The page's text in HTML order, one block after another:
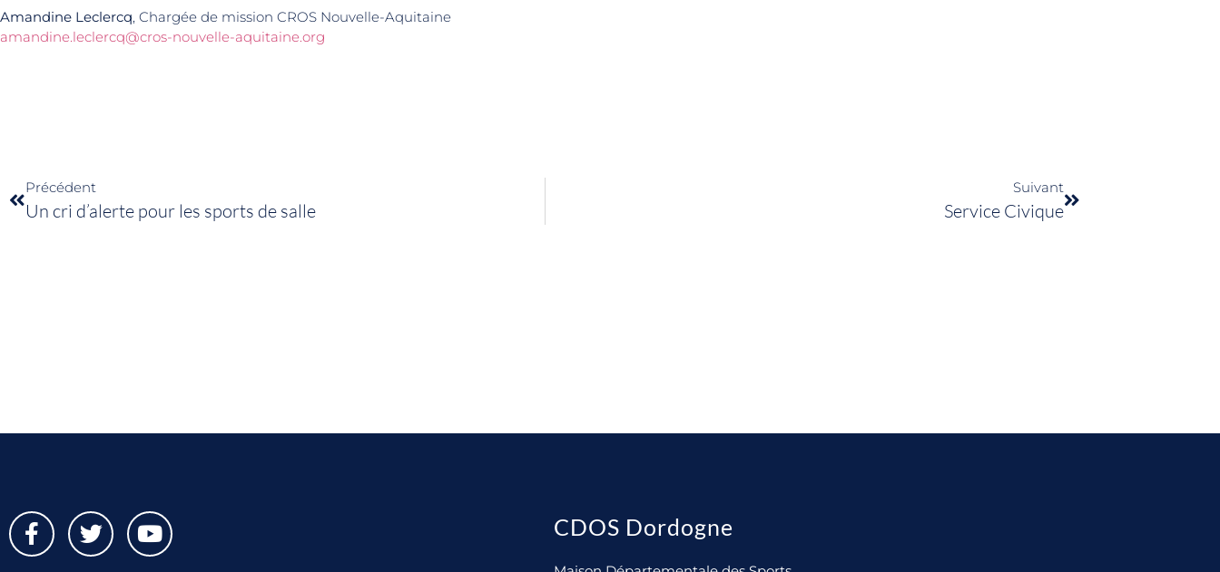
Amandine Leclercq, Chargée de mission CROS Nouvelle-Aquitaine
amandine.leclercq@cros-nouvelle-aquitaine.org
Précédent
Un cri d’alerte pour les sports de salle
Suivant
Service Civique
CDOS Dordogne